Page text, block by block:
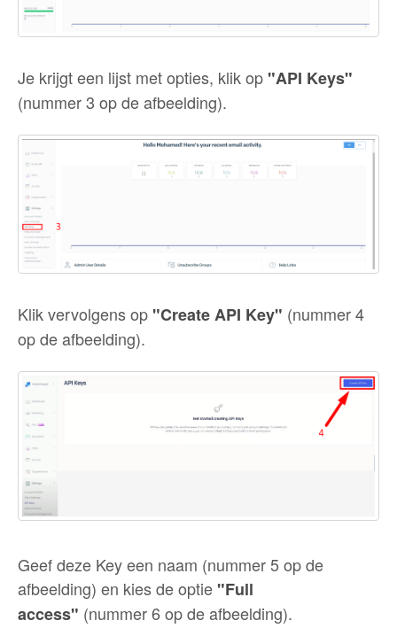
Je krijgt een lijst met opties, klik op "API Keys"
(nummer 3 op de afbeelding).
Klik vervolgens op "Create API Key" (nummer 4
op de afbeelding).
Geef deze Key een naam (nummer 5 op de
afbeelding) en kies de optie "Full
access" (nummer 6 op de afbeelding).